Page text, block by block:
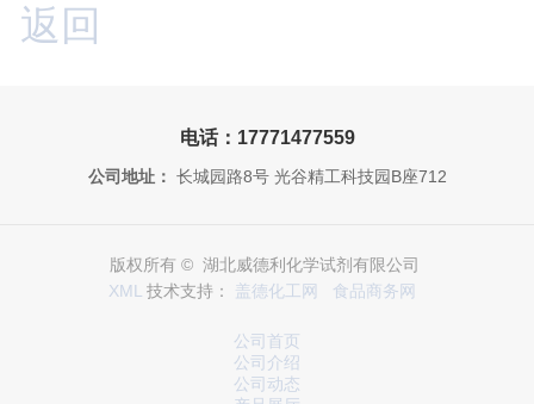
返回
电话：17771477559
公司地址： 长城园路8号 光谷精工科技园B座712
版权所有 © 湖北威德利化学试剂有限公司
XML 技术支持： 盖德化工网 食品商务网
公司首页
公司介绍
公司动态